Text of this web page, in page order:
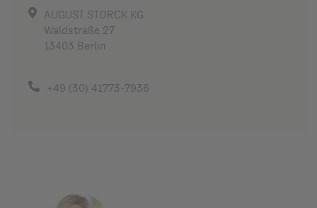
AUGUST STORCK KG
Waldstraße 27
13403 Berlin
+49 (30) 41773-7936